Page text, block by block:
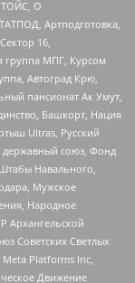
ТОЙС, О
Артподготовка,
16,
группа МПГ, Курсом
Автоград Крю,
пансионат Ак Умут,
Башкорт, Нация
Ultras, Русский
державный союз, Фонд
Навального,
Мужское
Народное
Архангельской
Советских Светлых
Platforms Inc,
Движение